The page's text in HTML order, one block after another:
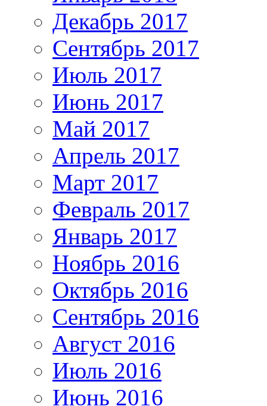
Декабрь 2017
Сентябрь 2017
Июль 2017
Июнь 2017
Май 2017
Апрель 2017
Март 2017
Февраль 2017
Январь 2017
Ноябрь 2016
Октябрь 2016
Сентябрь 2016
Август 2016
Июль 2016
Июнь 2016